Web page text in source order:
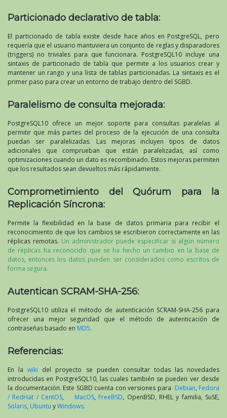
Particionado declarativo de tabla:
El particionado de tabla existe desde hace años en PostgreSQL, pero
requería que el usuario mantuviera un conjunto de reglas y disparadores
(triggers) no triviales para que funcionara. PostgreSQL10 incluye una
sintaxis de particionado de tabla que permite a los usuarios crear y
mantener un rango y una lista de tablas particionadas. La sintaxis es el
primer paso para crear un entorno de trabajo dentro del SGBD.
Paralelismo de consulta mejorada:
PostgreSQL10 ofrece un mejor soporte para consultas paralelas al
permitir que más partes del proceso de la ejecución de una consulta
puedan ser paralelizadas. Las mejoras incluyen tipos de datos
adicionales que comprueban que están paralelizadas, así como
optimizaciones cuando un dato es recombinado. Estos mejoras permiten
que los resultados sean devueltos más rápidamente.
Comprometimiento del Quórum para la
Replicación Síncrona:
Permite la flexibilidad en la base de datos primaria para recibir el
reconocimiento de que los cambios se escribieron correctamente en las
réplicas remotas. Un administrador puede especificar si algún número
de réplicas ha reconocido que se ha hecho un cambio en la base de
datos, entonces los datos pueden ser considerados como escritos de
forma segura.
Autentican SCRAM-SHA-256:
PostgreSQL10 utiliza el método de autenticación SCRAM-SHA-256 para
ofrecer una mejor seguridad que el método de autenticación de
contraseñas basado en MD5.
Referencias:
En lawiki del proyecto se pueden consultar todas las novedades
introducidas en PostgreSQL10, las cuales también se pueden ver desde
la documentación. Este SGBD cuenta con versiones para Debian, Fedora
/ RedHat / CentOS, MacOS, FreeBSD, OpenBSD, RHEL y familia, SuSE,
Solaris, Ubuntu yWindows.